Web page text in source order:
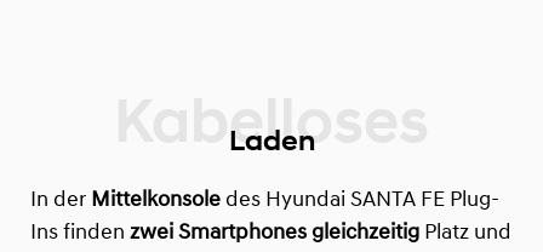
Laden
In der Mittelkonsole des Hyundai SANTA FE Plug-
Ins finden zwei Smartphones gleichzeitig Platz und